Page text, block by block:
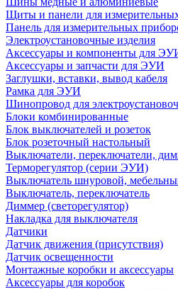
Щиты и панели для
Панель для измерительных
Электроустановочные изделия
Аксессуары и компоненты для
Аксессуары и запчасти для ЭУИ
Заглушки, вставки, вывод кабеля
Рамка для ЭУИ
Шинопровод для
Блоки комбинированные
Блок выключателей и розеток
Блок розеточный настольный
Выключатели, переключатели,
Терморегулятор (серии ЭУИ)
Выключатель шнуровой,
Выключатель, переключатель
Диммер (светорегулятор)
Накладка для выключателя
Датчики
Датчик движения (присутствия)
Датчик освещенности
Монтажные коробки и аксессуары
Аксессуары для коробок